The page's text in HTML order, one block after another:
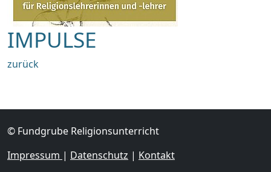
IMPULSE
zurück
© Fundgrube Religionsunterricht
Impressum | Datenschutz | Kontakt